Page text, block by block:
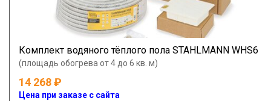
Комплект водяного тёплого пола STAHLMANN WHS6
(площадь обогрева от 4 до 6 кв. м)
14 268
Цена при заказе с сайта